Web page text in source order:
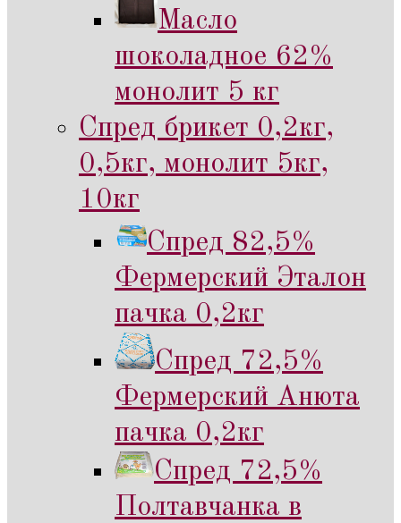
Масло
шоколадное 62%
монолит 5 кг
Спред брикет 0,2кг,
0,5кг, монолит 5кг,
10кг
Спред 82,5%
Фермерский Эталон
пачка 0,2кг
Спред 72,5%
Фермерский Анюта
пачка 0,2кг
Спред 72,5%
Полтавчанка в